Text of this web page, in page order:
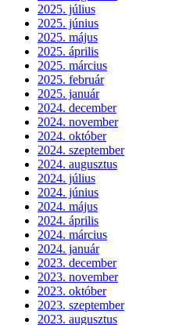
2025. július
2025. június
2025. május
2025. április
2025. március
2025. február
2025. január
2024. december
2024. november
2024. október
2024. szeptember
2024. augusztus
2024. július
2024. június
2024. május
2024. április
2024. március
2024. január
2023. december
2023. november
2023. október
2023. szeptember
2023. augusztus